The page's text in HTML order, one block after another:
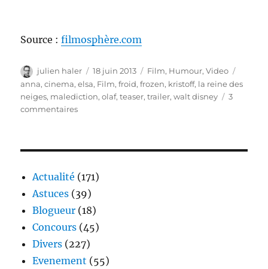
Source :filmosphère.com
Auteur
julien haler
Publié
le
18 juin 2013 Catégories
Film, Humour,Video
anna,cinema,elsa, Film,froid,frozen, kristoff, la reine des
neiges, malediction,olaf,teaser,trailer,walt disney
3
commentairessur
Actualité (171)
Astuces (39)
Blogueur (18)
Concours (45)
Divers (227)
Evenement (55)